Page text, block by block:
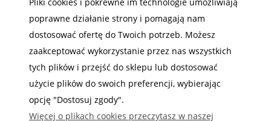
INFORMACJE
Gdzie nas możesz znaleźć
poprawne działanie strony i pomagają nam
dostosować ofertę do Twoich potrzeb. Możesz
zaakceptować wykorzystanie przez nas wszystkich
tych plików i przejść do sklepu lub dostosować
użycie plików do swoich preferencji, wybierając
opcję "Dostosuj zgody".
Więcej o plikach cookies przeczytasz w naszej